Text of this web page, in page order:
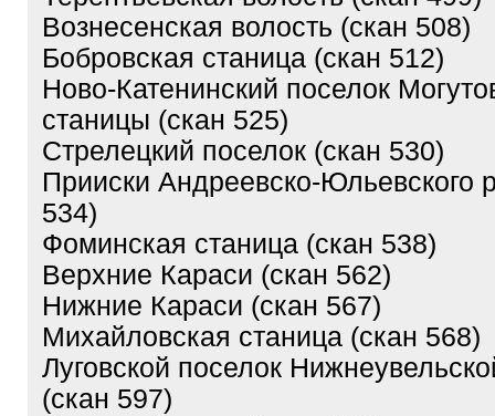
Вознесенская волость (скан 508)
Бобровская станица (скан 512)
Ново-Катенинский поселок
станицы (скан 525)
Стрелецкий поселок (скан 530)
Прииски Андреевско-Юльевского
534)
Фоминская станица (скан 538)
Верхние Караси (скан 562)
Нижние Караси (скан 567)
Михайловская станица (скан 568)
Луговской поселок
(скан 597)